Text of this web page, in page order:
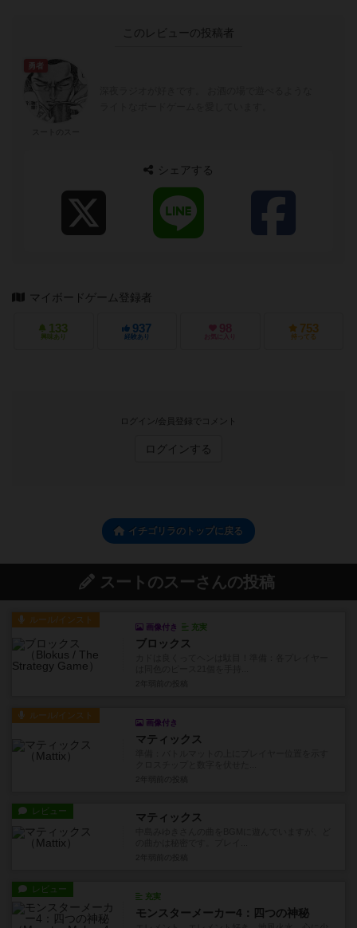
このレビューの投稿者
勇者
シェアする
マイボードゲーム登録者
133
興味あり
937
経験あり
98
お気に入り
753
持ってる
ログイン/会員登録でコメント
ログインする
イチゴリラのトップに戻る
スートのスーさんの投稿
ルール/インスト
画像付き 充実
ブロックス
ルール/インスト
画像付き
マティックス
レビュー マティックス
レビュー
充実
モンスターメーカー4：四つの神秘